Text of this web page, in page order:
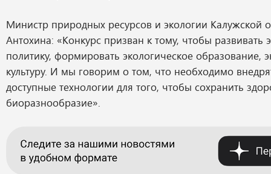
Министр природных ресурсов и экологии Калужской
Антохина: «Конкурс призван к тому, чтобы развивать
политику, формировать экологическое образование,
культуру. И мы говорим о том, что необходимо
доступные технологии для того, чтобы сохранить
биоразнообразие».